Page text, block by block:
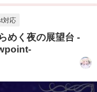
対応
めく夜の展望台 -